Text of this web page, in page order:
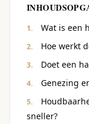
Wat is een
Hoe werkt
Doet een
Genezing
sneller?